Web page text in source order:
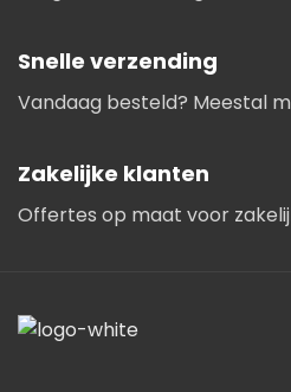
Snelle verzending
Vandaag besteld? Meestal
Zakelijke klanten
Offertes op maat voor